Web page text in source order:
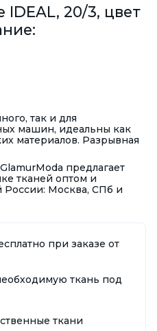
20/3, цвет
так и для
машин, идеальны как
материалов. Разрывная
предлагает
тканей оптом и
России: Москва, СПб и
при заказе от
ткань под
ткани